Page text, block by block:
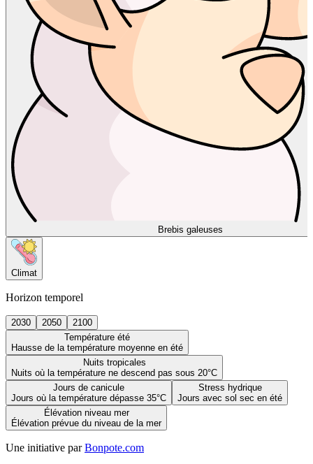
Brebis galeuses
Climat
Horizon temporel
2030 2050
2100
Température été
Hausse de la température moyenne en été
Nuits tropicales
Nuits où la température ne descend pas sous 20°C
Jours de canicule
Jours où la température dépasse 35°C
Stress hydrique
Jours avec sol sec en été
Élévation niveau mer
Élévation prévue du niveau de la mer
Une initiative par Bonpote.com